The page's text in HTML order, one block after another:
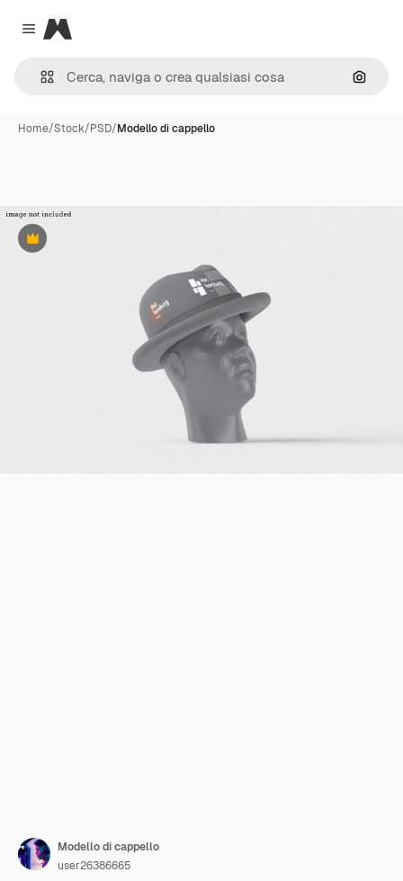
Close menu
Magnific
Cerca
Home/Stock/PSD/Modello di cappello
Premium
Modello di cappello
user26386665